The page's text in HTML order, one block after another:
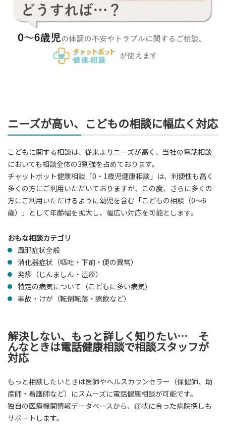
ニーズが高い、こどもの相談に幅広く対応
こどもに関する相談は、従来よりニーズが高く、当社の電話相談
においても相談全体の3割強を占めております。
チャットボット健康相談「0・1歳児健康相談」は、利便性も高く
多くの方にご利用いただいておりますが、この度、さらに多くの
方にご利用いただけるように幼児を含む「こどもの相談（0～6
歳）」として年齢幅を拡大し、幅広い対応を可能とします。
おもな相談カテゴリ
風邪症状全般
消化器症状（嘔吐・下痢・便の異常）
発疹（じんましん・湿疹）
特定の病気について（こどもに多い病気）
事故・けが（転倒転落・誤飲など）
解決しない、もっと詳しく知りたい… そ
んなときは電話健康相談で相談スタッフが
対応
もっと相談したいときは医師やヘルスカウンセラー（保健師、助
産師・看護師など）にスムーズに電話健康相談が可能です。
独自の医療機関情報データベースから、症状に合った病院探しも
サポートします。